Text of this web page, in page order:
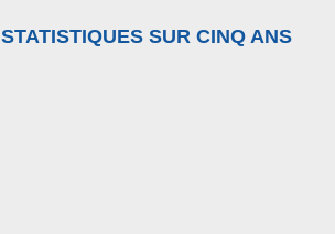
STATISTIQUES SUR CINQ ANS